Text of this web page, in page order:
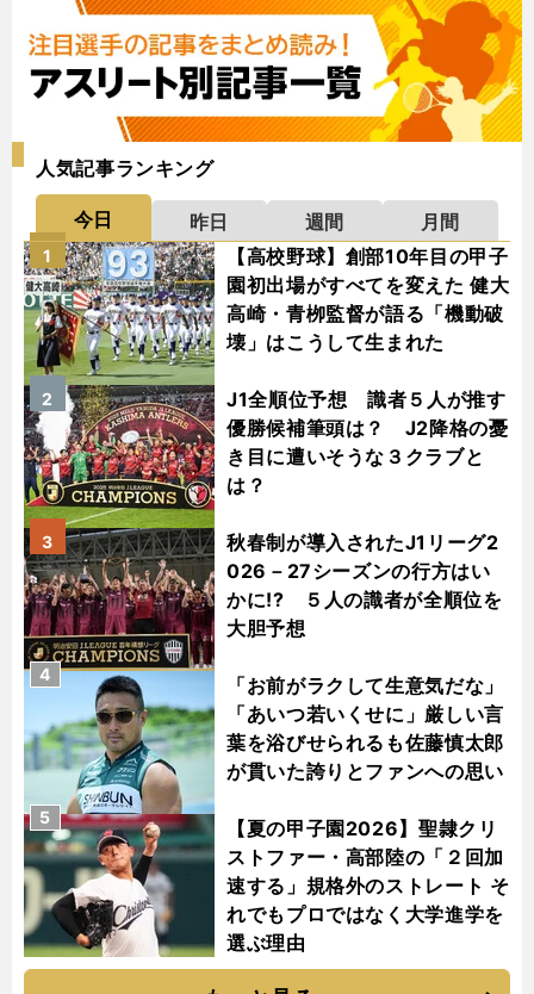
人気記事ランキング
今日 昨日 週間
月間
【高校野球】創部10年目の甲子
園初出場がすべてを変えた 健大
高崎・青栁監督が語る「機動破
壊」はこうして生まれた
1
J1全順位予想 識者５人が推す
優勝候補筆頭は？ J2降格の憂
き目に遭いそうな３クラブと
は？
2
秋春制が導入されたJ1リーグ2
026－27シーズンの行方はい
かに!? ５人の識者が全順位を
大胆予想
3
「お前がラクして生意気だな」
「あいつ若いくせに」厳しい言
葉を浴びせられるも佐藤慎太郎
が貫いた誇りとファンへの思い
4
【夏の甲子園2026】聖隷クリ
ストファー・高部陸の「２回加
速する」規格外のストレート そ
れでもプロではなく大学進学を
選ぶ理由
5